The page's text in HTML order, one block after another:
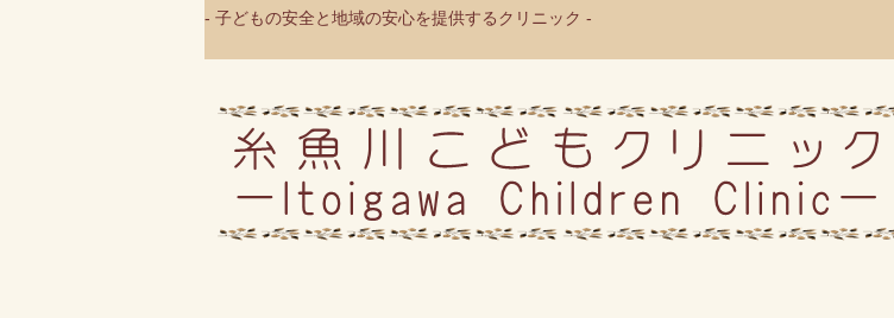
- 子どもの安全と地域の安心を提供するクリニック -